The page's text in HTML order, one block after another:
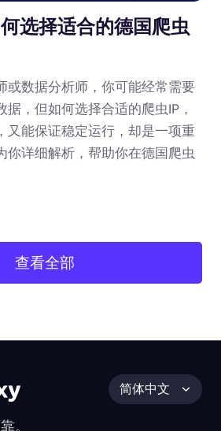
选择适合的德国爬虫
或数据分析师，你可能经常需要
据，但如何选择合适的爬虫IP，
又能保证稳定运行，却是一项重
你详细解析，帮助你在德国爬虫
查看全部
。
简体中文